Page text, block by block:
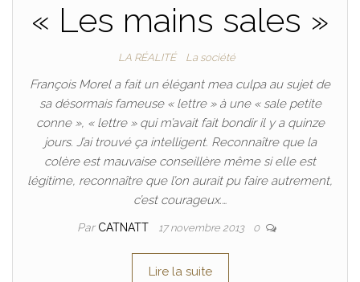
« Les mains sales »
LA RÉALITÉ La société
François Morel a fait un élégant mea culpa au sujet de
sa désormais fameuse « lettre » à une « sale petite
conne », « lettre » qui m’avait fait bondir il y a quinze
jours. J’ai trouvé ça intelligent. Reconnaître que la
colère est mauvaise conseillère même si elle est
légitime, reconnaître que l’on aurait pu faire autrement,
c’est courageux.…
Par CATNATT 17 novembre 2013 0
Lire la suite